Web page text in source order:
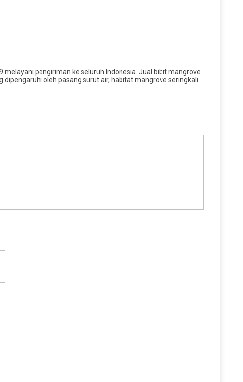
pengiriman ke seluruh Indonesia. Jual bibit mangrove
oleh pasang surut air, habitat mangrove seringkali